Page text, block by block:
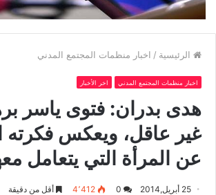
الرئيسية / اخبار منظمات المجتمع المدني
اخبار منظمات المجتمع المدني اخر الأخبار
هدى بدران: فتوى ياسر
غير عاقل، ويعكس فكرته
عن المرأة التي يتعامل
25 أبريل,2014 0 4٬412 أقل من دقيقة